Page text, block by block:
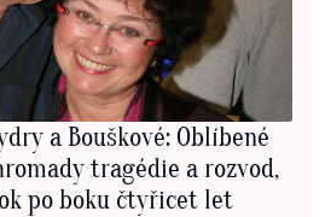
a Bouškové: Oblíbené
tragédie a rozvod,
po boku čtyřicet let